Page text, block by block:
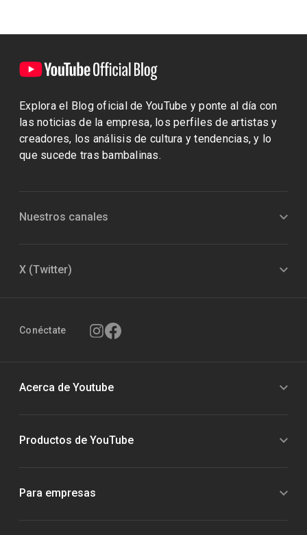
Explora el Blog oficial de YouTube y ponte al día con
las noticias de la empresa, los perfiles de artistas y
creadores, los análisis de cultura y tendencias, y lo
que sucede tras bambalinas.
Nuestros canales
X (Twitter)
Conéctate
Acerca de Youtube
Productos de YouTube
Para empresas